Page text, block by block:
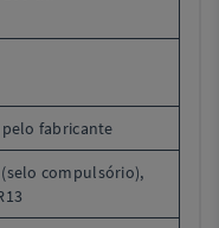
pelo fabricante
(selo compulsório),